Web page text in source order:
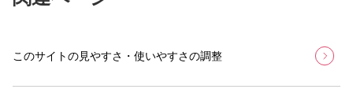
このサイトの見やすさ・使いやすさの調整